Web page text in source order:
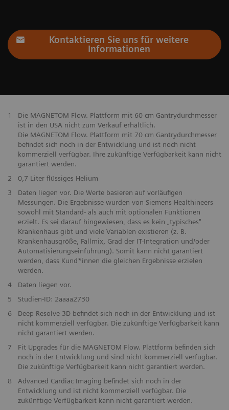
Kontaktieren Sie uns für weitere
Informationen
1
Die MAGNETOM Flow. Plattform mit 60 cm Gantrydurchmesser
ist in den USA nicht zum Verkauf erhältlich.
Die MAGNETOM Flow. Plattform mit 70 cm Gantrydurchmesser
befindet sich noch in der Entwicklung und ist noch nicht
kommerziell verfügbar. Ihre zukünftige Verfügbarkeit kann nicht
garantiert werden.
2
0,7 Liter flüssiges Helium
3
Daten liegen vor. Die Werte basieren auf vorläufigen
Messungen. Die Ergebnisse wurden von Siemens Healthineers
sowohl mit Standard- als auch mit optionalen Funktionen
erzielt. Es sei darauf hingewiesen, dass es kein „typisches"
Krankenhaus gibt und viele Variablen existieren (z. B.
Krankenhausgröße, Fallmix, Grad der IT-Integration und/oder
Automatisierungseinführung). Somit kann nicht garantiert
werden, dass Kund*innen die gleichen Ergebnisse erzielen
werden.
​4
Daten liegen vor.
5
Studien-ID: 2aaaa2730
6
Deep Resolve 3D befindet sich noch in der Entwicklung und ist
nicht kommerziell verfügbar. Die zukünftige Verfügbarkeit kann
nicht garantiert werden.
7
Fit Upgrades für die MAGNETOM Flow. Plattform befinden sich
noch in der Entwicklung und sind nicht kommerziell verfügbar.
Die zukünftige Verfügbarkeit kann nicht garantiert werden.
8
Advanced Cardiac Imaging befindet sich noch in der
Entwicklung und ist nicht kommerziell verfügbar. Die
zukünftige Verfügbarkeit kann nicht garantiert werden.